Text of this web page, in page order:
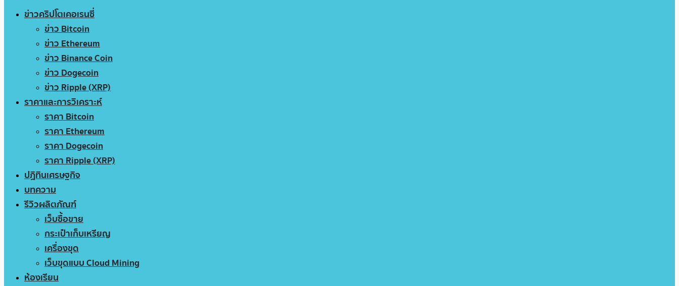
ข่าวคริปโตเคอเรนซี่
ข่าว Bitcoin
ข่าว Ethereum
ข่าว Binance Coin
ข่าว Dogecoin
ข่าว Ripple (XRP)
ราคาและการวิเคราะห์
ราคา Bitcoin
ราคา Ethereum
ราคา Dogecoin
ราคา Ripple (XRP)
ปฏิทินเศรษฐกิจ
บทความ
รีวิวผลิตภัณฑ์
เว็บซื้อขาย
กระเป๋าเก็บเหรียญ
เครื่องขุด
เว็บขุดแบบ Cloud Mining
ห้องเรียน